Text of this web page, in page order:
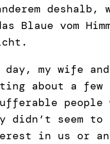
Blaue vom
day, my wife
about a few
people
didn’t seem to
in us or